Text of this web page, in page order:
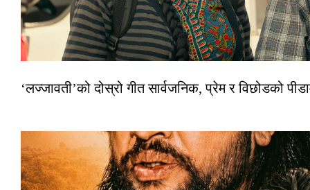
‘लज्जावती’को दोस्रो गीत सार्वजनिक, प्रेम र विछोडको